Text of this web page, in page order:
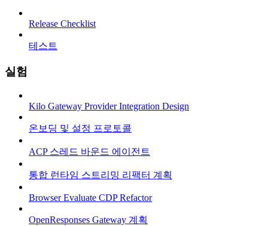
Release Checklist
테스트
실험
Kilo Gateway Provider Integration Design
온보딩 및 설정 프로토콜
ACP 스레드 바운드 에이전트
통합 런타임 스트리밍 리팩터 계획
Browser Evaluate CDP Refactor
OpenResponses Gateway 계획